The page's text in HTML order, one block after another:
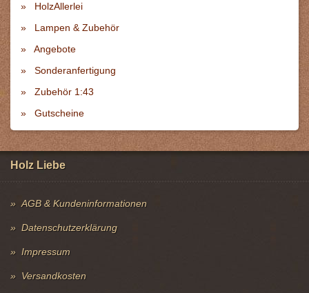
HolzAllerlei
Lampen & Zubehör
Angebote
Sonderanfertigung
Zubehör 1:43
Gutscheine
Holz Liebe
AGB & Kundeninformationen
Datenschutzerklärung
Impressum
Versandkosten